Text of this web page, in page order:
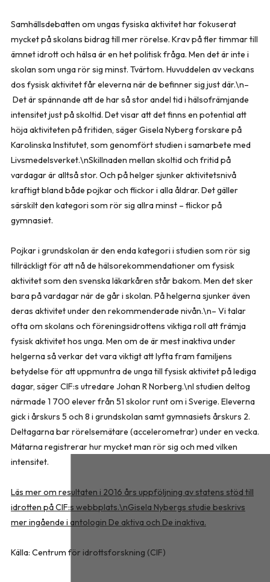
Samhällsdebatten om ungas fysiska aktivitet har fokuserat
mycket på skolans bidrag till mer rörelse. Krav på fler timmar till
ämnet idrott och hälsa är en het politisk fråga. Men det är inte i
skolan som unga rör sig minst. Tvärtom. Huvuddelen av veckans
dos fysisk aktivitet får eleverna när de befinner sig just där.\n–
Det är spännande att de har så stor andel tid i hälsofrämjande
intensitet just på skoltid. Det visar att det finns en potential att
höja aktiviteten på fritiden, säger Gisela Nyberg forskare på
Karolinska Institutet, som genomfört studien i samarbete med
Livsmedelsverket.\nSkillnaden mellan skoltid och fritid på
vardagar är alltså stor. Och på helger sjunker aktivitetsnivå
kraftigt bland både pojkar och flickor i alla åldrar. Det gäller
särskilt den kategori som rör sig allra minst – flickor på
gymnasiet.
Pojkar i grundskolan är den enda kategori i studien som rör sig
tillräckligt för att nå de hälsorekommendationer om fysisk
aktivitet som den svenska läkarkåren står bakom. Men det sker
bara på vardagar när de går i skolan. På helgerna sjunker även
deras aktivitet under den rekommenderade nivån.\n– Vi talar
ofta om skolans och föreningsidrottens viktiga roll att främja
fysisk aktivitet hos unga. Men om de är mest inaktiva under
helgerna så verkar det vara viktigt att lyfta fram familjens
betydelse för att uppmuntra de unga till fysisk aktivitet på lediga
dagar, säger CIF:s utredare Johan R Norberg.\nI studien deltog
närmade 1 700 elever från 51 skolor runt om i Sverige. Eleverna
gick i årskurs 5 och 8 i grundskolan samt gymnasiets årskurs 2.
Deltagarna bar rörelsemätare (accelerometrar) under en vecka.
Mätarna registrerar hur mycket man rör sig och med vilken
intensitet.
Läs mer om resultaten i 2016 års uppföljning av statens stöd till
idrotten på CIF:s webbplats.\nGisela Nybergs studie beskrivs
mer ingående i antologin De aktiva och De inaktiva.
Källa: Centrum för idrottsforskning (CIF)